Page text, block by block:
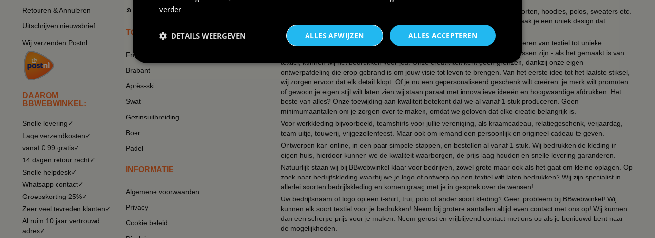
Retouren & Annuleren
Uitschrijven nieuwsbrief
Wij verzenden Postnl
DAAROM
BBWEBWINKEL:
Snelle levering✓
Lage verzendkosten✓
vanaf € 99 gratis✓
14 dagen retour recht✓
Snelle helpdesk✓
Whatsapp contact✓
Groepskorting 25%✓
Zeer veel tevreden klanten✓
Al ruim 10 jaar vertrouwd
adres✓
TOP THEMA'S
Frikandel
Brabant
Après-ski
Swat
Gezinsuitbreiding
Boer
Padel
INFORMATIE
Algemene voorwaarden
Privacy
Cookie beleid
Bij ons kun je simpel en snel kleding bedrukken, mokken, petjes, tegeltjes, schorten, hoodies, polos, sweaters etc.
met een eigen ontwerp. Bepaal zelf de kleur, opdruk en het lettertype en zo maak je een uniek design dat
niemand anders heeft!
Verander textiel in buitengewone kunst - Wij zijn jouw partners in het transformeren van textiel tot unieke
meesterwerken. Of het nu T-shirts, tassen, schorten, polos, petten of zelfs koussen zijn - als het gemaakt is van
textiel, kunnen wij het bedrukken voor jou! Onze creativiteit kent geen grenzen, dankzij onze eigen
ontwerpafdeling die erop gebrand is om jouw visie tot leven te brengen. Van het eerste idee tot het laatste stiksel,
wij zorgen ervoor dat elk detail klopt. Of je nu een gepersonaliseerd geschenk wilt creëren, je merk wilt promoten
of gewoon je eigen stijl wilt laten zien wij staan paraat met innovatieve ideeën en hoogwaardige afdrukken. Het
beste van alles? Onze toewijding aan kwaliteit betekent dat we al vanaf 1 stuk produceren. Geen
minimumaantallen om je zorgen over te maken, omdat we geloven dat elke creatie belangrijk is.
Voor werkkleding bijvoorbeeld, teamshirts voor jullie vereniging, als kraamcadeau, relatiegeschenk, verjaardag,
team uitje, touwerij, vrijgezellenfeest. Maar ook om iemand een persoonlijk en origineel cadeau te geven.
Ontwerpen kan online, in een paar simpele stappen, en bestellen al vanaf 1 stuk. Wij bedrukken de kleding in
eigen huis, hierdoor kunnen we de kwaliteit waarborgen, de prijs laag houden en snelle levering garanderen.
Natuurlijk staan wij bij BBwebwinkel klaar voor bedrijven, zowel grote maar ook als het gaat om kleine oplagen. Op
zoek naar bedrijfskleding waarbij we je logo of ontwerp op een textiel wilt laten bedrukken? Wij zijn specialist in
allerlei soorten bedrijfskleding en komen graag met je in gesprek over de wensen!
Uw bedrijfsnaam of logo op een t-shirt, trui, polo of ander soort kleding? Geen probleem bij BBwebwinkel! Wij
kunnen elk soort textiel voor je bedrukken! Neem bij grotere aantallen altijd even contact met ons op! Wij kunnen
dan een scherpe prijs voor je maken. Neem gerust en vrijblijvend contact met ons op als je benieuwd bent naar
de mogelijkheden.
verder
ALLES ACCEPTEREN
ALLES AFWIJZEN
DETAILS WEERGEVEN